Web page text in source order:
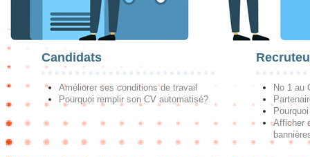
Candidats
Améliorer ses conditions de travail
Pourquoi remplir son CV automatisé?
No 1 au
Afficher